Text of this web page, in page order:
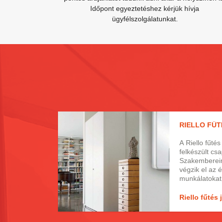
Időpont egyeztetéshez kérjük hívja
ügyfélszolgálatunkat.
A Riello
felkészült
végzik el az
hajtják
hivatalos
Riello fűtés